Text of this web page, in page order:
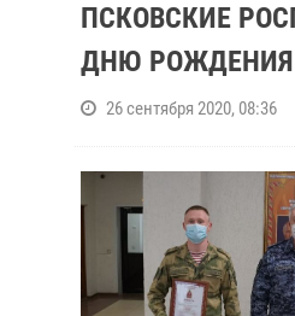
ПСКОВСКИЕ
ДНЮ РОЖДЕНИЯ
26 сентября 2020, 08:36